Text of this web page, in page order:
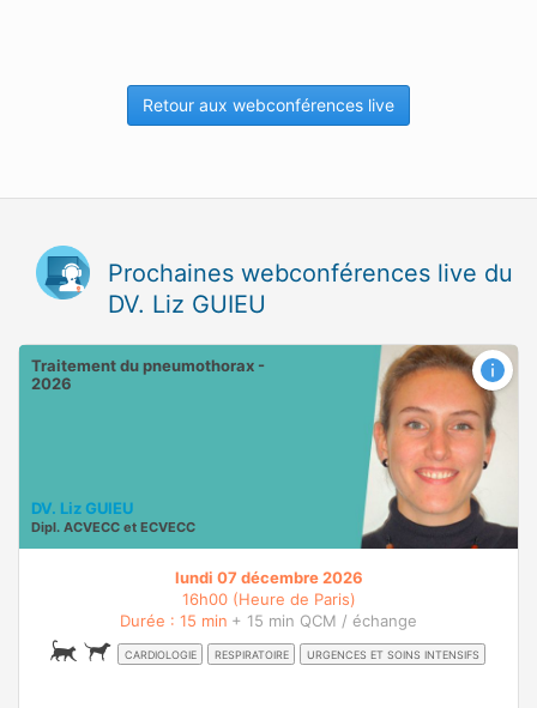
Retour aux webconférences live
Prochaines webconférences live du
DV. Liz GUIEU
Traitement du pneumothorax -
2026
DV. Liz GUIEU
Dipl. ACVECC et ECVECC
lundi 07 décembre 2026
16h00 (Heure de Paris)
Durée : 15 min + 15 min QCM / échange
CARDIOLOGIE RESPIRATOIRE URGENCES ET SOINS INTENSIFS